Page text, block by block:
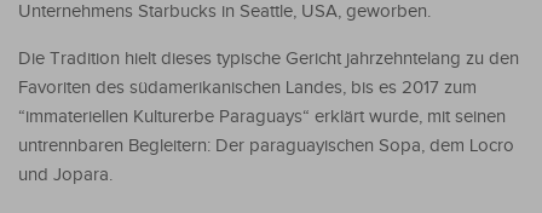
Unternehmens Starbucks in Seattle, USA, geworben.
Die Tradition hielt dieses typische Gericht jahrzehntelang zu den
Favoriten des südamerikanischen Landes, bis es 2017 zum
“immateriellen Kulturerbe Paraguays“ erklärt wurde, mit seinen
untrennbaren Begleitern: Der paraguayischen Sopa, dem Locro
und Jopara.